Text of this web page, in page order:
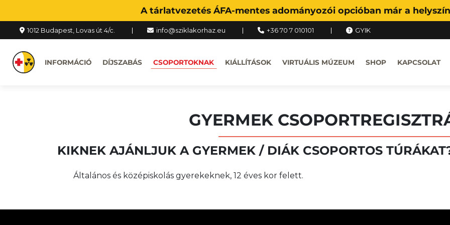
A tárlatvezetés ÁFA-mentes adományozói opcióban már a
1012 Budapest, Lovas út 4/c. info@sziklakorhaz.eu +36 70 7 010101 GYIK
INFORMÁCIÓ DÍJSZABÁS CSOPORTOKNAK KIÁLLÍTÁSOK VIRTUÁLIS MÚZEUM SHOP KAPCSOLAT
GYERMEK
KIKNEK AJÁNLJUK A GYERMEK / DIÁK CSOPORTOS
Általános és középiskolás gyerekeknek, 12 éves kor felett.